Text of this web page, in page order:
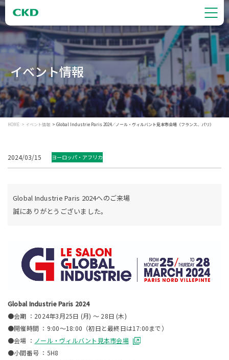
イベント情報
HOME イベント情報 Global Industrie Paris 2024／ノール・ヴィルバント見本市会場（フランス、パリ）
2024/03/15 ヨーロッパ・アフリカ
Global Industrie Paris 2024へのご来場
誠にありがとうございました。
Global Industrie Paris 2024
●会期 ：2024年3月25日 (月) 〜 28日 (木)
●開催時間 ：9:00～18:00（初日と最終日は17:00まで）
●会場 ： ノール・ヴィルバント見本市会場
●小間番号 ：5H8